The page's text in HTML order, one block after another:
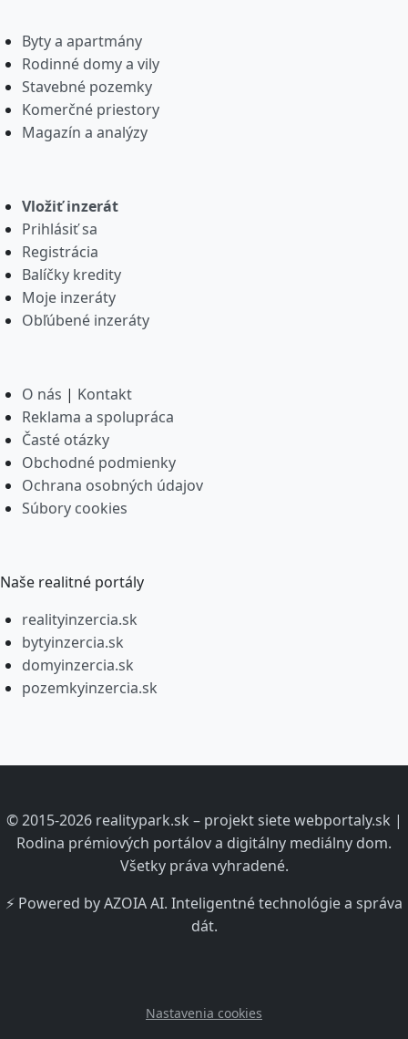
Byty a apartmány
Rodinné domy a vily
Stavebné pozemky
Komerčné priestory
Magazín a analýzy
Vložiť inzerát
Prihlásiť sa
Registrácia
Balíčky kredity
Moje inzeráty
Obľúbené inzeráty
O nás | Kontakt
Reklama a spolupráca
Časté otázky
Obchodné podmienky
Ochrana osobných údajov
Súbory cookies
Naše realitné portály
realityinzercia.sk
bytyinzercia.sk
domyinzercia.sk
pozemkyinzercia.sk
© 2015-2026 realitypark.sk – projekt siete webportaly.sk |
Rodina prémiových portálov a digitálny mediálny dom.
Všetky práva vyhradené.
⚡ Powered by AZOIA AI. Inteligentné technológie a správa
dát.
Nastavenia cookies